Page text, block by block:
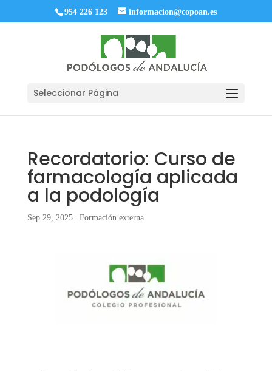
954 226 123 informacion@copoan.es
Seleccionar Página
Recordatorio: Curso de
farmacología aplicada
a la podología
Sep 29, 2025| Formación externa